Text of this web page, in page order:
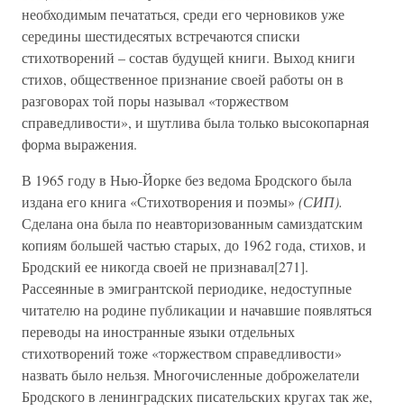
необходимым печататься, среди его черновиков уже
середины шестидесятых встречаются списки
стихотворений – состав будущей книги. Выход книги
стихов, общественное признание своей работы он в
разговорах той поры называл «торжеством
справедливости», и шутлива была только высокопарная
форма выражения.
В 1965 году в Нью-Йорке без ведома Бродского была
издана его книга «Стихотворения и поэмы» (СИП).
Сделана она была по неавторизованным самиздатским
копиям большей частью старых, до 1962 года, стихов, и
Бродский ее никогда своей не признавал[271].
Рассеянные в эмигрантской периодике, недоступные
читателю на родине публикации и начавшие появляться
переводы на иностранные языки отдельных
стихотворений тоже «торжеством справедливости»
назвать было нельзя. Многочисленные доброжелатели
Бродского в ленинградских писательских кругах так же,